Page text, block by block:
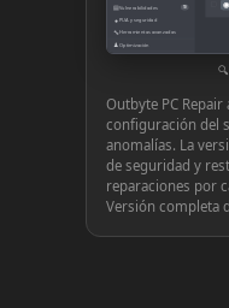
▤Vulnerabilidades 10
● PUA y seguridad
🔧Herramientas avanzadas
♟Optimización
◉
Outbyte PC
configuración del
anomalías. La
de seguridad y
reparaciones por
Versión completa